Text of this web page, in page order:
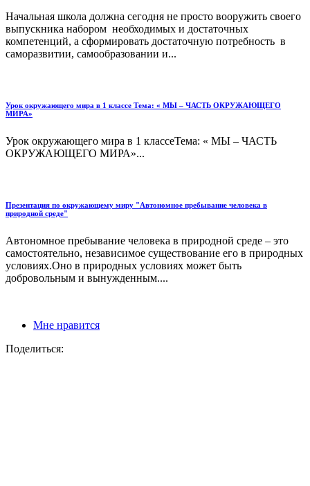
Начальная школа должна сегодня не просто вооружить своего
выпускника набором необходимых и достаточных
компетенций, а сформировать достаточную потребность в
саморазвитии, самообразовании и...
Урок окружающего мира в 1 классе Тема: « МЫ – ЧАСТЬ ОКРУЖАЮЩЕГО
МИРА»
Урок окружающего мира в 1 классеТема: « МЫ – ЧАСТЬ
ОКРУЖАЮЩЕГО МИРА»...
Презентация по окружающему миру "Автономное пребывание человека в
природной среде"
Автономное пребывание человека в природной среде – это
самостоятельно, независимое существование его в природных
условиях.Оно в природных условиях может быть
добровольным и вынужденным....
Мне нравится
Поделиться: